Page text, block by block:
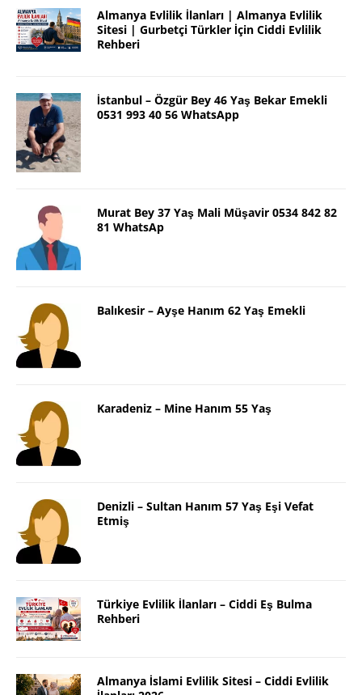
Almanya Evlilik İlanları | Almanya Evlilik
Sitesi | Gurbetçi Türkler İçin Ciddi Evlilik
Rehberi
İstanbul – Özgür Bey 46 Yaş Bekar Emekli
0531 993 40 56 WhatsApp
Murat Bey 37 Yaş Mali Müşavir 0534 842 82
81 WhatsAp
Balıkesir – Ayşe Hanım 62 Yaş Emekli
Karadeniz – Mine Hanım 55 Yaş
Denizli – Sultan Hanım 57 Yaş Eşi Vefat
Etmiş
Türkiye Evlilik İlanları – Ciddi Eş Bulma
Rehberi
Almanya İslami Evlilik Sitesi – Ciddi Evlilik